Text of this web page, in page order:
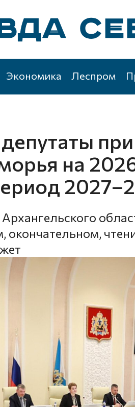
Экономика Леспром
на
окончательном,